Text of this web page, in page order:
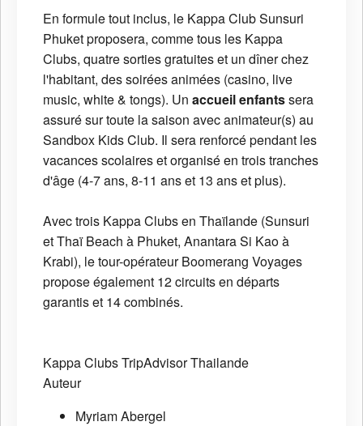
En formule tout inclus, le Kappa Club Sunsuri
Phuket proposera, comme tous les Kappa
Clubs, quatre sorties gratuites et un dîner chez
l'habitant, des soirées animées (casino, live
music, white & tongs). Un accueil enfantssera
assuré sur toute la saison avec animateur(s) au
Sandbox Kids Club. Il sera renforcé pendant les
vacances scolaires et organisé en trois tranches
d'âge (4-7 ans, 8-11 ans et 13 ans et plus).
Avec trois Kappa Clubs en Thaïlande (Sunsuri
et Thaï Beach à Phuket, Anantara Si Kao à
Krabi), le tour-opérateur Boomerang Voyages
propose également 12 circuits en départs
garantis et 14 combinés.
Kappa ClubsTripAdvisorThailande
Auteur
Myriam Abergel